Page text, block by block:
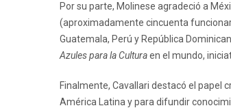
Por su parte, Molinese agradeció a
(aproximadamente cincuenta
Guatemala, Perú y República
Azules para la Culturaen el mundo,
Finalmente, Cavallari destacó el papel
América Latina y para difundir